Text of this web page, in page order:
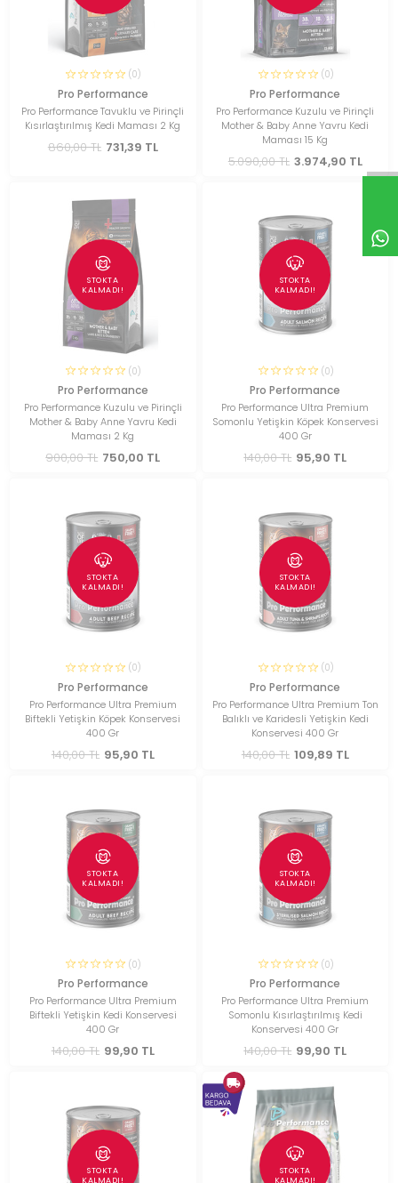
(0)
Pro Performance
Pro Performance Tavuklu ve Pirinçli
Kısırlaştırılmış Kedi Maması 2 Kg
860,00 TL 731,39 TL
(0)
Pro Performance
Pro Performance Kuzulu ve Pirinçli
Mother & Baby Anne Yavru Kedi
Maması 15 Kg
5.090,00 TL 3.974,90 TL
STOKTA
KALMADI!
(0)
Pro Performance
Pro Performance Kuzulu ve Pirinçli
Mother & Baby Anne Yavru Kedi
Maması 2 Kg
900,00 TL 750,00 TL
STOKTA
KALMADI!
(0)
Pro Performance
Pro Performance Ultra Premium
Somonlu Yetişkin Köpek Konservesi
400 Gr
140,00 TL 95,90 TL
STOKTA
KALMADI!
(0)
Pro Performance
Pro Performance Ultra Premium
Biftekli Yetişkin Köpek Konservesi
400 Gr
140,00 TL 95,90 TL
STOKTA
KALMADI!
(0)
Pro Performance
Pro Performance Ultra Premium Ton
Balıklı ve Karidesli Yetişkin Kedi
Konservesi 400 Gr
140,00 TL 109,89 TL
STOKTA
KALMADI!
(0)
Pro Performance
Pro Performance Ultra Premium
Biftekli Yetişkin Kedi Konservesi
400 Gr
140,00 TL 99,90 TL
STOKTA
KALMADI!
(0)
Pro Performance
Pro Performance Ultra Premium
Somonlu Kısırlaştırılmış Kedi
Konservesi 400 Gr
140,00 TL 99,90 TL
STOKTA
KALMADI!
STOKTA
KALMADI!